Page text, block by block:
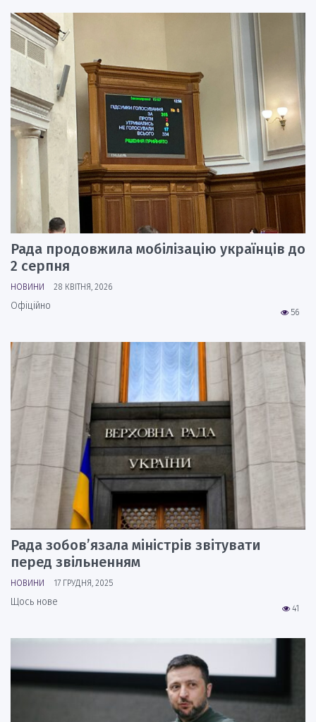
Рада продовжила мобілізацію українців до
2 серпня
НОВИНИ 28 КВІТНЯ, 2026
56
Офіційно
Рада зобов’язала міністрів звітувати
перед звільненням
НОВИНИ 17 ГРУДНЯ, 2025
41
Щось нове